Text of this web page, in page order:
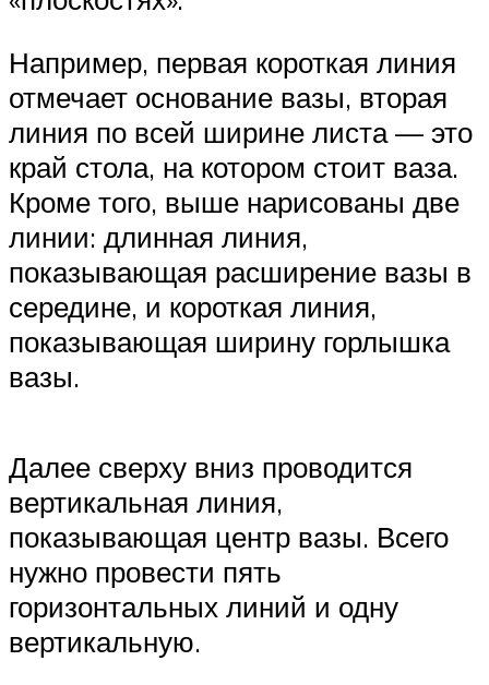
Например, первая короткая линия
отмечает основание вазы, вторая
линия по всей ширине листа — это
край стола, на котором стоит ваза.
Кроме того, выше нарисованы две
линии: длинная линия,
показывающая расширение вазы в
середине, и короткая линия,
показывающая ширину горлышка
вазы.
Далее сверху вниз проводится
вертикальная линия,
показывающая центр вазы. Всего
нужно провести пять
горизонтальных линий и одну
вертикальную.